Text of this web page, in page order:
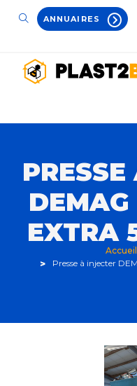
ANNUAIRES
DEMAG
EXTRA
Accueil
Presse à injecter